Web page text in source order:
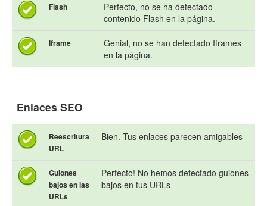
Flash
Perfecto, no se ha detectado
contenido Flash en la página.
Iframe
Genial, no se han detectado Iframes
en la página.
Enlaces SEO
Reescritura
URL
Bien. Tus enlaces parecen amigables
Guiones
bajos en las
URLs
Perfecto! No hemos detectado guiones
bajos en tus URLs